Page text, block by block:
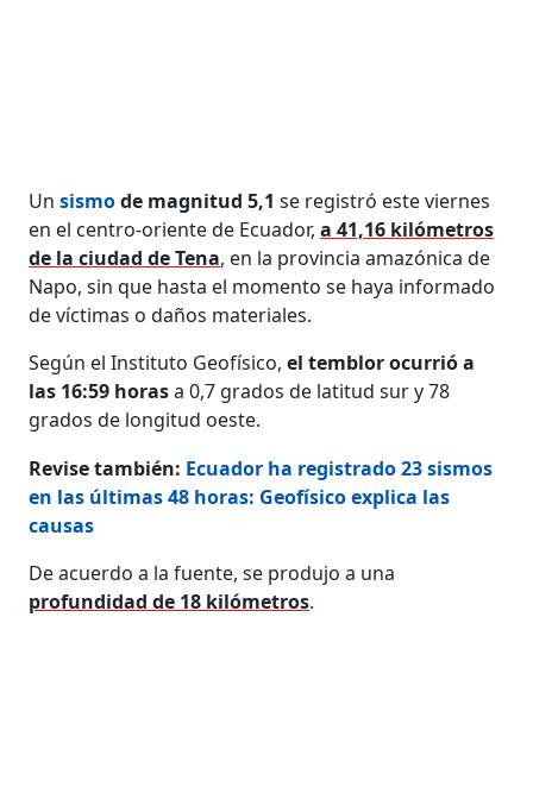
Un sismode magnitud 5,1 se registró este viernes
en el centro-oriente de Ecuador,a 41,16 kilómetros
de la ciudad de Tena, en la provincia amazónica de
Napo, sin que hasta el momento se haya informado
de víctimas o daños materiales.
Según el Instituto Geofísico,el temblor ocurrió a
las 16:59 horasa 0,7 grados de latitud sur y 78
grados de longitud oeste.
Revise también: Ecuador ha registrado 23 sismos
en las últimas 48 horas: Geofísico explica las
causas
De acuerdo a la fuente, se produjo a una
profundidad de 18 kilómetros.